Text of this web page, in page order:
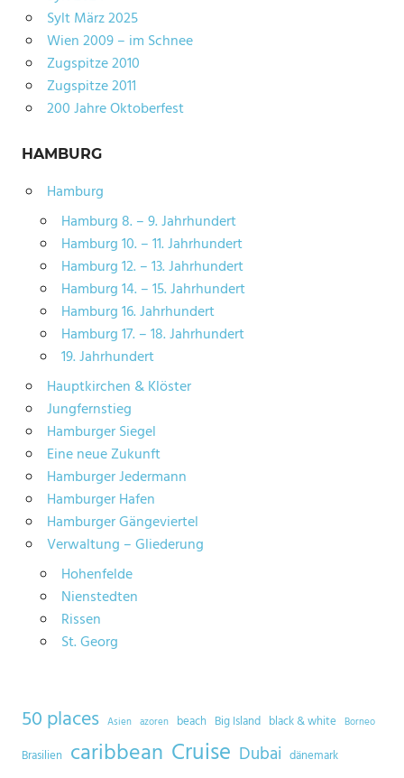
Sylt März 2025
Wien 2009 – im Schnee
Zugspitze 2010
Zugspitze 2011
200 Jahre Oktoberfest
HAMBURG
Hamburg
Hamburg 8. – 9. Jahrhundert
Hamburg 10. – 11. Jahrhundert
Hamburg 12. – 13. Jahrhundert
Hamburg 14. – 15. Jahrhundert
Hamburg 16. Jahrhundert
Hamburg 17. – 18. Jahrhundert
19. Jahrhundert
Hauptkirchen & Klöster
Jungfernstieg
Hamburger Siegel
Eine neue Zukunft
Hamburger Jedermann
Hamburger Hafen
Hamburger Gängeviertel
Verwaltung – Gliederung
Hohenfelde
Nienstedten
Rissen
St. Georg
50 places Asien azoren beach Big Island black & white Borneo
Brasilien caribbean Cruise Dubai dänemark